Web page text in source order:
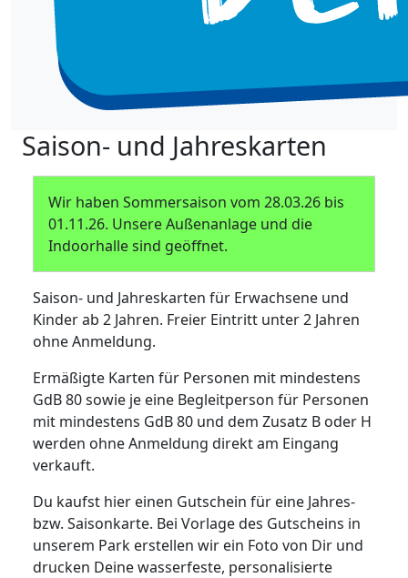
Saison- und Jahreskarten
Wir haben Sommersaison vom 28.03.26 bis
01.11.26. Unsere Außenanlage und die
Indoorhalle sind geöffnet.
Saison- und Jahreskarten für Erwachsene und
Kinder ab 2 Jahren. Freier Eintritt unter 2 Jahren
ohne Anmeldung.
Ermäßigte Karten für Personen mit mindestens
GdB 80 sowie je eine Begleitperson für Personen
mit mindestens GdB 80 und dem Zusatz B oder H
werden ohne Anmeldung direkt am Eingang
verkauft.
Du kaufst hier einen Gutschein für eine Jahres-
bzw. Saisonkarte. Bei Vorlage des Gutscheins in
unserem Park erstellen wir ein Foto von Dir und
drucken Deine wasserfeste, personalisierte